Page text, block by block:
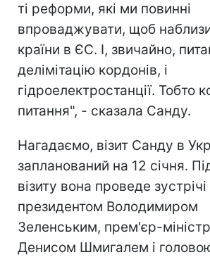
ті реформи, які ми повинні
впроваджувати, щоб
країни в ЄС. І, звичайно,
делімітацію кордонів, і
гідроелектростанції. Тобто
питання", - сказала Санду.
Нагадаємо, візит Санду в
запланований на 12 січня.
візиту вона проведе зустрічі
президентом Володимиром
Зеленським, прем'єр-
Денисом Шмигалем і